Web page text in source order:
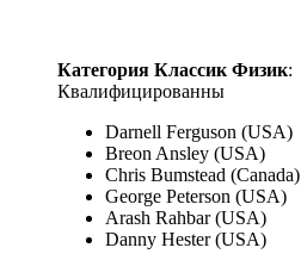
Категория Классик Физик:
Квалифицированны
Darnell Ferguson (USA)
Breon Ansley (USA)
Chris Bumstead (Canada)
George Peterson (USA)
Arash Rahbar (USA)
Danny Hester (USA)